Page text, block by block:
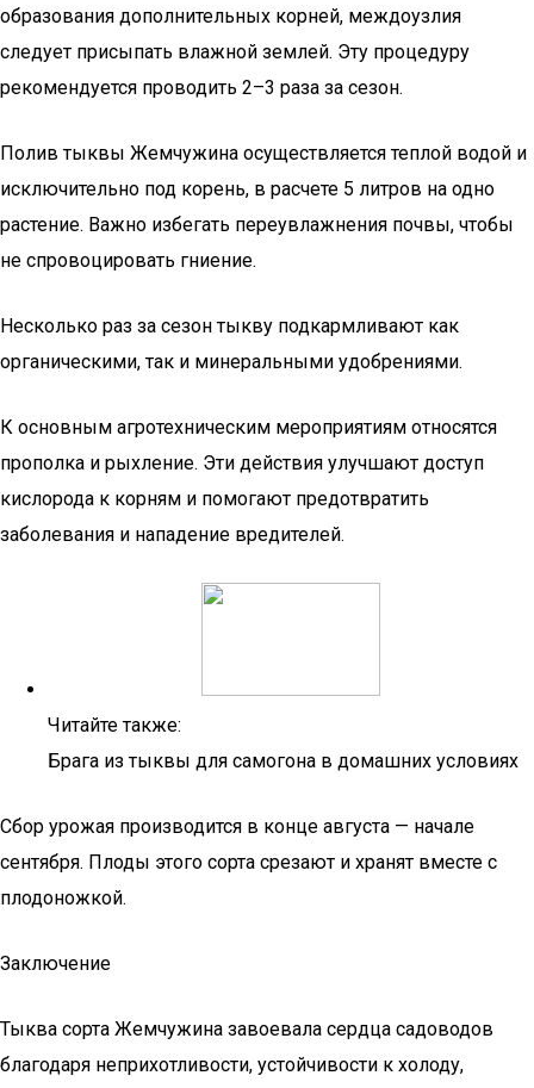
образования дополнительных корней, междоузлия
следует присыпать влажной землей. Эту процедуру
рекомендуется проводить 2–3 раза за сезон.
Полив тыквы Жемчужина осуществляется теплой водой и
исключительно под корень, в расчете 5 литров на одно
растение. Важно избегать переувлажнения почвы, чтобы
не спровоцировать гниение.
Несколько раз за сезон тыкву подкармливают как
органическими, так и минеральными удобрениями.
К основным агротехническим мероприятиям относятся
прополка и рыхление. Эти действия улучшают доступ
кислорода к корням и помогают предотвратить
заболевания и нападение вредителей.
Читайте также:
Брага из тыквы для самогона в домашних условиях
Сбор урожая производится в конце августа — начале
сентября. Плоды этого сорта срезают и хранят вместе с
плодоножкой.
Заключение
Тыква сорта Жемчужина завоевала сердца садоводов
благодаря неприхотливости, устойчивости к холоду,